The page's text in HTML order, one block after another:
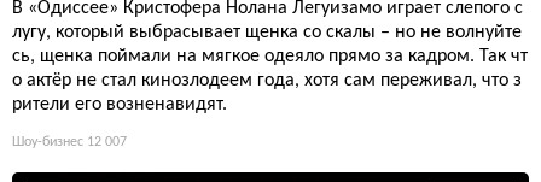
В «Одиссее» Кристофера Нолана Легуизамо играет слепого с
лугу, который выбрасывает щенка со скалы – но не волнуйте
сь, щенка поймали на мягкое одеяло прямо за кадром. Так чт
о актёр не стал кинозлодеем года, хотя сам переживал, что з
рители его возненавидят.
Шоу-бизнес 12 007